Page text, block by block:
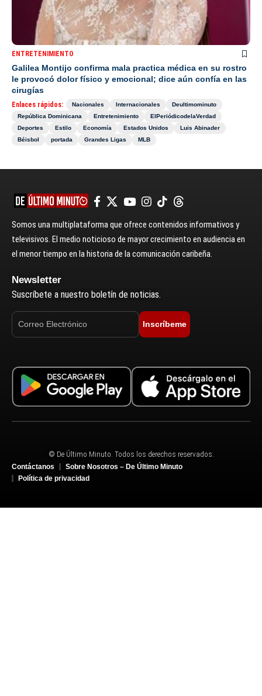
ENTRETENIMIENTO
Galilea Montijo confirma mala practica médica en su rostro
le provocó dolor físico y emocional; dice aún confía en las
cirugías
Enlaces rápidos: Nacionales Internacionales
Deultimominuto
República Dominicana
Entretenimiento
ElPeriódicodelaVerdad
Deportes
Estilo Economía Estados Unidos
Luis Abinader
Béisbol
portada Grandes Ligas MLB
Somos una multiplataforma que ofrece contenidos informativos y
televisivos. El medio noticioso de mayor crecimiento en audiencia en
el menor tiempo en la historia de la comunicación caribeña.
Newsletter
Suscríbete a nuestro boletín de noticias.
Inscríbeme
© De Último Minuto. Todos los derechos reservados.
Contáctanos
Sobre Nosotros – De Último Minuto
Política de privacidad